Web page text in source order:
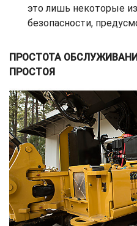
это лишь некоторые
безопасности,
ПРОСТОТА
ПРОСТОЯ